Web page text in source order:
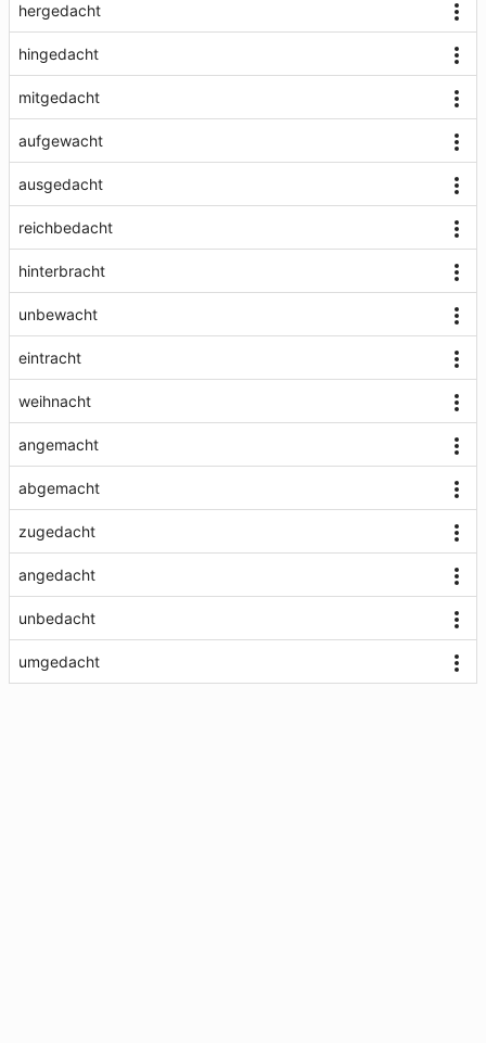
hergedacht
hingedacht
mitgedacht
aufgewacht
ausgedacht
reichbedacht
hinterbracht
unbewacht
eintracht
weihnacht
angemacht
abgemacht
zugedacht
angedacht
unbedacht
umgedacht